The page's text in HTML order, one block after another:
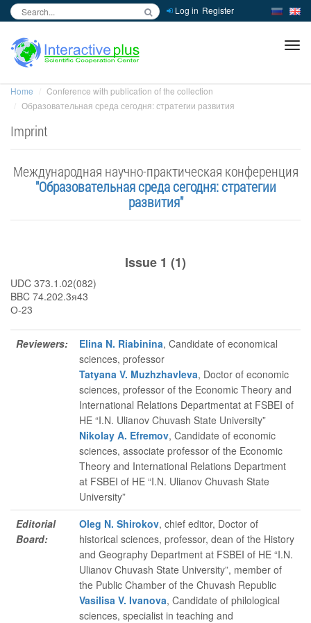
Log in Register
Home
Conference with publication of the collection
Образовательная среда сегодня: стратегии развития
Imprint
Международная научно-практическая конференция
"Образовательная среда сегодня: стратегии
развития"
Issue 1 (1)
UDC 373.1.02(082)
BBC 74.202.3я43
О-23
Reviewers: Elina N. Riabinina, Candidate of economical
sciences, professor
Tatyana V. Muzhzhavleva, Doctor of economic
sciences, professor of the Economic Theory and
International Relations Departmentat at FSBEI of
HE “I.N. Ulianov Chuvash State University”
Nikolay A. Efremov, Candidate of economic
sciences, associate professor of the Economic
Theory and International Relations Department
at FSBEI of HE “I.N. Ulianov Chuvash State
University”
Editorial
Board:
Oleg N. Shirokov, chief editor, Doctor of
historical sciences, professor, dean of the History
and Geography Department at FSBEI of HE “I.N.
Ulianov Chuvash State University”, member of
the Public Chamber of the Chuvash Republic
Vasilisa V. Ivanova, Candidate of philological
sciences, specialist in teaching and